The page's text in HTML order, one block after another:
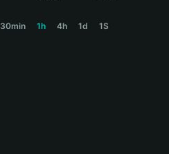
30min 1h 4h 1d 1S